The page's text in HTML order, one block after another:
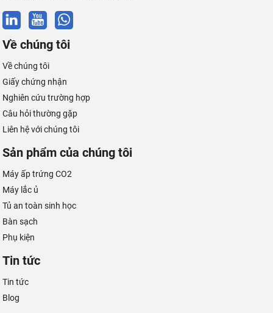
Về chúng tôi
Về chúng tôi
Giấy chứng nhận
Nghiên cứu trường hợp
Câu hỏi thường gặp
Liên hệ với chúng tôi
Sản phẩm của chúng tôi
Máy ấp trứng CO2
Máy lắc ủ
Tủ an toàn sinh học
Bàn sạch
Phụ kiện
Tin tức
Tin tức
Blog